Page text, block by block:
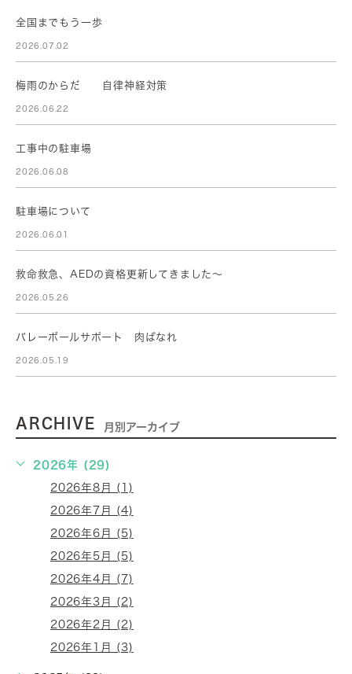
全国までもう一歩
2026.07.02
梅雨のからだ 自律神経対策
2026.06.22
工事中の駐車場
2026.06.08
駐車場について
2026.06.01
救命救急、AEDの資格更新してきました～
2026.05.26
バレーボールサポート 肉ばなれ
2026.05.19
ARCHIVE 月別アーカイブ
2026年 (29)
2026年8月 (1)
2026年7月 (4)
2026年6月 (5)
2026年5月 (5)
2026年4月 (7)
2026年3月 (2)
2026年2月 (2)
2026年1月 (3)